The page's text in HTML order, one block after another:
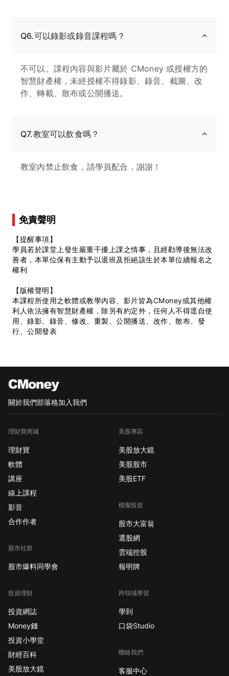
Q6.可以錄影或錄音課程嗎？
不可以。課程內容與影片屬於 CMoney 或授權方的
智慧財產權，未經授權不得錄影、錄音、截圖、改
作、轉載、散布或公開播送。
Q7.教室可以飲食嗎？
教室內禁止飲食，請學員配合，謝謝！
免責聲明
【提醒事項】
學員若於課堂上發生嚴重干擾上課之情事，且經勸導後無法改
善者，本單位保有主動予以退班及拒絕該生於本單位續報名之
權利
【版權聲明】
本課程所使用之軟體或教學內容、影片皆為CMoney或其他權
利人依法擁有智慧財產權，除另有約定外，任何人不得逕自使
用、錄影、錄音、修改、重製、公開播送、改作、散布、發
行、公開發表
關於我們部落格加入我們
理財寶商城
理財寶
軟體
講座
線上課程
影音
合作作者
股市社群
股市爆料同學會
投資理財
投資網誌
Money錢
投資小學堂
財經百科
美股放大鏡
美股專區
美股放大鏡
美股股市
美股ETF
模擬投資
股市大富翁
選股網
雲端控股
報明牌
跨領域學習
學到
口袋Studio
聯絡我們
客服中心